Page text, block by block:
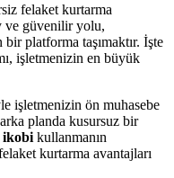
felaket kurtarma
ve güvenilir yolu,
platforma taşımaktır. İşte
işletmenizin en büyük
işletmenizin ön muhasebe
planda kusursuz bir
ikobi kullanmanın
kurtarma avantajları